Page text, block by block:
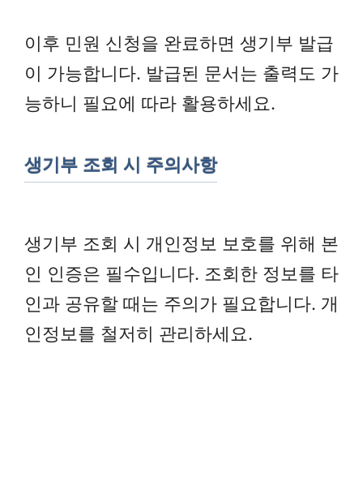
이후 민원 신청을 완료하면 생기부 발급
이 가능합니다. 발급된 문서는 출력도 가
능하니 필요에 따라 활용하세요.
생기부 조회 시 주의사항
생기부 조회 시 개인정보 보호를 위해 본
인 인증은 필수입니다. 조회한 정보를 타
인과 공유할 때는 주의가 필요합니다. 개
인정보를 철저히 관리하세요.